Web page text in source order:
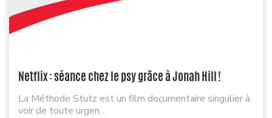
Netflix : séance chez le psy grâce à Jonah Hill !
La Méthode Stutz est un film documentaire singulier à
voir de toute urgen...